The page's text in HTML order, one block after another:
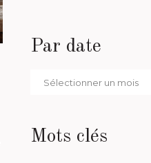
Par date
Par
Mots clés